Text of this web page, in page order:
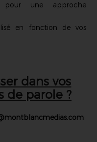
une approche
en fonction de vos
dans vos
de parole ?